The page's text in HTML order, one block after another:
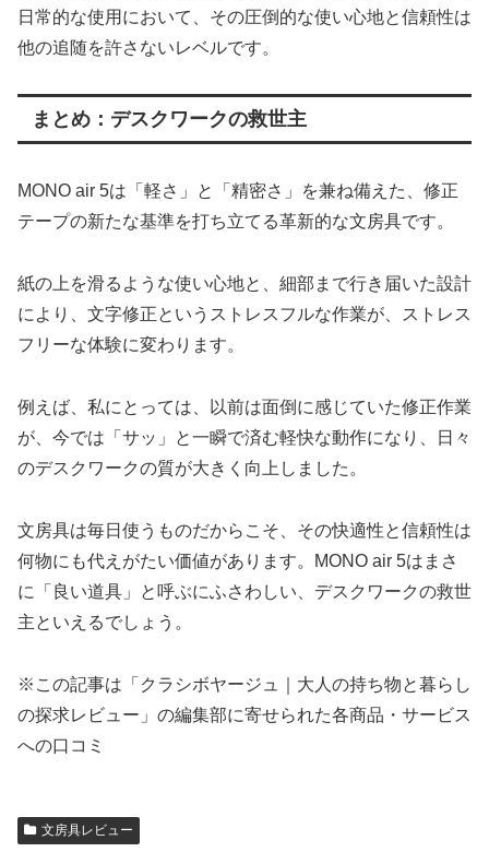
日常的な使用において、その圧倒的な使い心地と信頼性は
他の追随を許さないレベルです。
まとめ：デスクワークの救世主
MONO air 5は「軽さ」と「精密さ」を兼ね備えた、修正
テープの新たな基準を打ち立てる革新的な文房具です。
紙の上を滑るような使い心地と、細部まで行き届いた設計
により、文字修正というストレスフルな作業が、ストレス
フリーな体験に変わります。
例えば、私にとっては、以前は面倒に感じていた修正作業
が、今では「サッ」と一瞬で済む軽快な動作になり、日々
のデスクワークの質が大きく向上しました。
文房具は毎日使うものだからこそ、その快適性と信頼性は
何物にも代えがたい価値があります。MONO air 5はまさ
に「良い道具」と呼ぶにふさわしい、デスクワークの救世
主といえるでしょう。
※この記事は「クラシボヤージュ｜大人の持ち物と暮らし
の探求レビュー」の編集部に寄せられた各商品・サービス
への口コミ
文房具レビュー